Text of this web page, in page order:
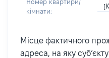
Номер квартири/
кімнати:
Місце фактичного
адреса, на яку